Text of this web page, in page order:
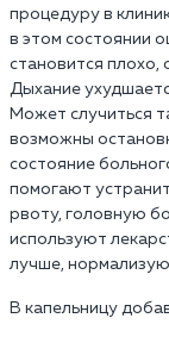
процедуру в
в этом состоянии
становится плохо,
Дыхание
Может случиться
возможны
состояние
помогают
рвоту, головную
используют
лучше,
В капельницу